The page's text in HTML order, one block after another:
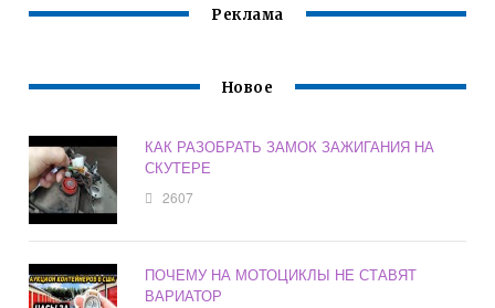
Реклама
Новое
КАК РАЗОБРАТЬ ЗАМОК ЗАЖИГАНИЯ НА
СКУТЕРЕ
2607
ПОЧЕМУ НА МОТОЦИКЛЫ НЕ СТАВЯТ
ВАРИАТОР